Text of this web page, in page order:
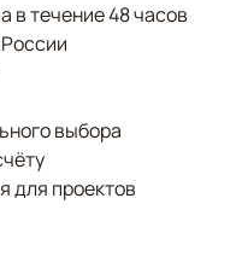
в течение 48 часов
выбора
для проектов